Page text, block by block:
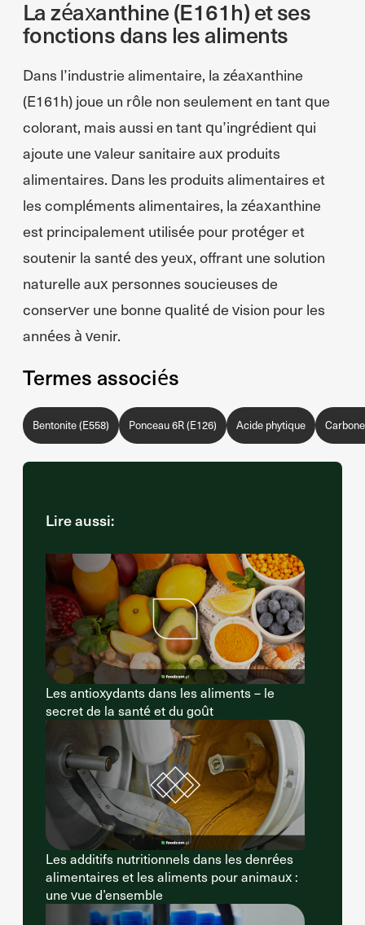
La zéaxanthine (E161h) et ses
fonctions dans les aliments
Dans l’industrie alimentaire, la zéaxanthine
(E161h) joue un rôle non seulement en tant que
colorant, mais aussi en tant qu’ingrédient qui
ajoute une valeur sanitaire aux produits
alimentaires. Dans les produits alimentaires et
les compléments alimentaires, la zéaxanthine
est principalement utilisée pour protéger et
soutenir la santé des yeux, offrant une solution
naturelle aux personnes soucieuses de
conserver une bonne qualité de vision pour les
années à venir.
Termes associés
Bentonite (E558) Ponceau 6R (E126) Acide phytique
Lire aussi:
Les antioxydants dans les aliments – le
secret de la santé et du goût
Les additifs nutritionnels dans les denrées
alimentaires et les aliments pour animaux :
une vue d’ensemble